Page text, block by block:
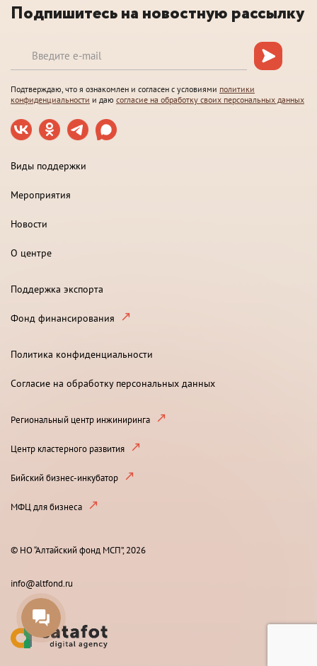
Подпишитесь на новостную рассылку
Подтверждаю, что я ознакомлен и согласен с условиями политики
конфиденциальности и даю согласие на обработку своих персональных данных
Виды поддержки
Мероприятия
Новости
О центре
Поддержка экспорта
Фонд финансирования
Политика конфиденциальности
Согласие на обработку персональных данных
Региональный центр инжиниринга
Центр кластерного развития
Бийский бизнес-инкубатор
МФЦ для бизнеса
© НО “Алтайский фонд МСП”, 2026
info@altfond.ru